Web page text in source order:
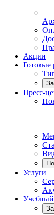
Акции
Готовые
Пресс-
Услуги
Учебный